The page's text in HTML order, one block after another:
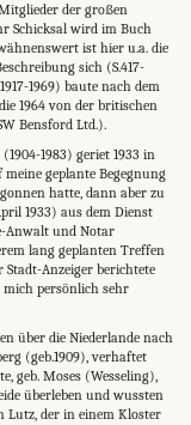
der großen
Schicksal wird im Buch
ist hier u.a. die
sich (S.417-
1969) baute nach dem
1964 von der britischen
Bensford Ltd.).
(1904-1983) geriet 1933 in
meine geplante Begegnung
hatte, dann aber zu
1933) aus dem Dienst
Anwalt und Notar
lang geplanten Treffen
Anzeiger berichtete
mich persönlich sehr
über die Nieder­lande nach
(geb.1909), verhaftet
geb. Moses (Wesseling),
überleben und wussten
Lutz, der in einem Kloster